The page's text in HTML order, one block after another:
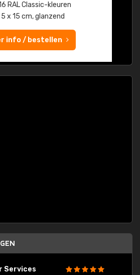
RAL Classic-kleuren
5 x 15 cm, glanzend
info / bestellen
Services